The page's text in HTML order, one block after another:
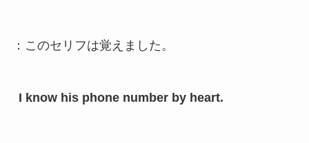
：このセリフは覚えました。
I know his phone number by heart.